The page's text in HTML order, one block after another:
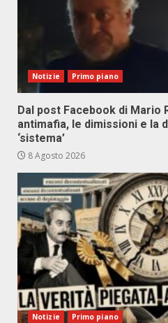
Notizie Primo piano
Dal post Facebook di Mario
antimafia, le dimissioni e la
‘sistema’
8 Agosto 2026
Notizie Primo piano